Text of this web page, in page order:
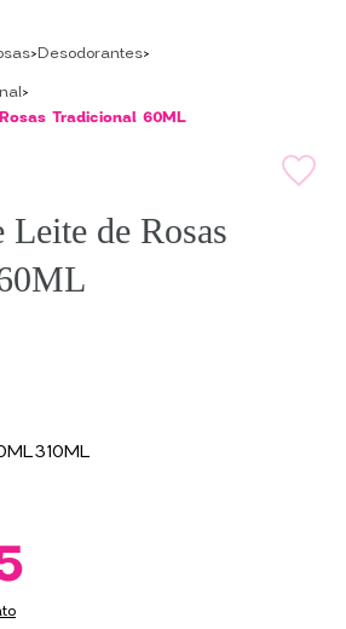
Desodorantes
Tradicional 60ML
Leite de Rosas
310ML